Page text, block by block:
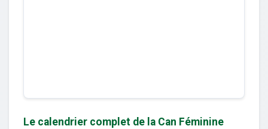
Le calendrier complet de la Can Féminine